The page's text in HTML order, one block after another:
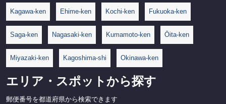
Kagawa-ken Ehime-ken Kochi-ken Fukuoka-ken
Saga-ken Nagasaki-ken Kumamoto-ken Ōita-ken
Miyazaki-ken Kagoshima-shi Okinawa-ken
エリア・スポットから探す
郵便番号を都道府県から検索できます